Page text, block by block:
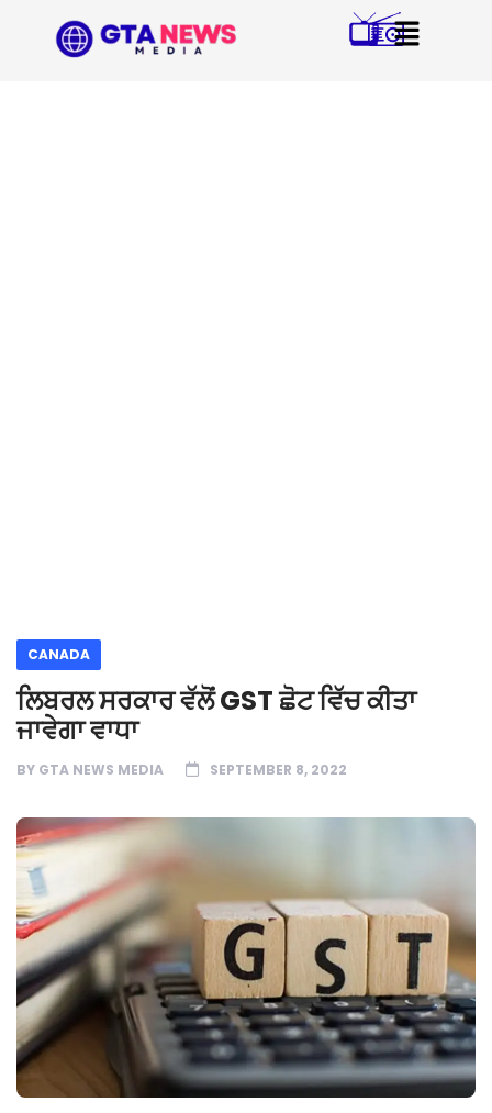
CANADA
ਲਿਬਰਲ ਸਰਕਾਰ ਵੱਲੋਂ GST ਛੋਟ ਵਿੱਚ ਕੀਤਾ
ਜਾਵੇਗਾ ਵਾਧਾ
BY GTA NEWS MEDIA SEPTEMBER 8, 2022